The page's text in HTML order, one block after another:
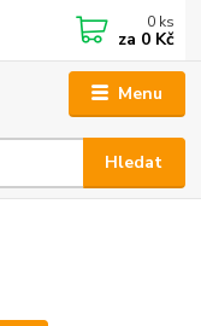
Menu
Hledat
0 ks
za 0 Kč